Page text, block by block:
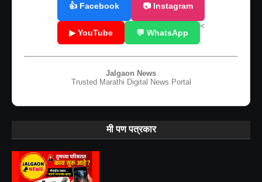
👍 Facebook 📷 Instagram
▶ YouTube 💬 WhatsApp
<
Jalgaon News
Trusted Marathi Digital News Portal
मी पण पत्रकार